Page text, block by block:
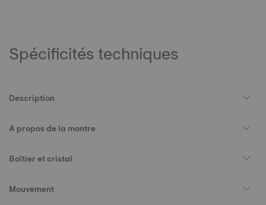
Spécificités techniques
Description
A propos de la montre
Boîtier et cristal
Mouvement